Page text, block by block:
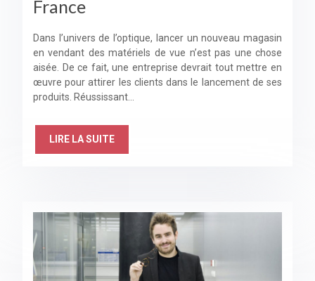
France
Dans l’univers de l’optique, lancer un nouveau magasin
en vendant des matériels de vue n’est pas une chose
aisée. De ce fait, une entreprise devrait tout mettre en
œuvre pour attirer les clients dans le lancement de ses
produits. Réussissant…
LIRE LA SUITE